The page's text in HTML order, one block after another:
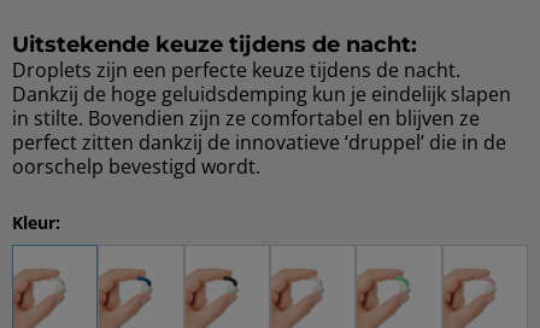
Uitstekende keuze tijdens de nacht:
Droplets zijn een perfecte keuze tijdens de nacht.
Dankzij de hoge geluidsdemping kun je eindelijk slapen
in stilte. Bovendien zijn ze comfortabel en blijven ze
perfect zitten dankzij de innovatieve ‘druppel’ die in de
oorschelp bevestigd wordt.
Kleur: